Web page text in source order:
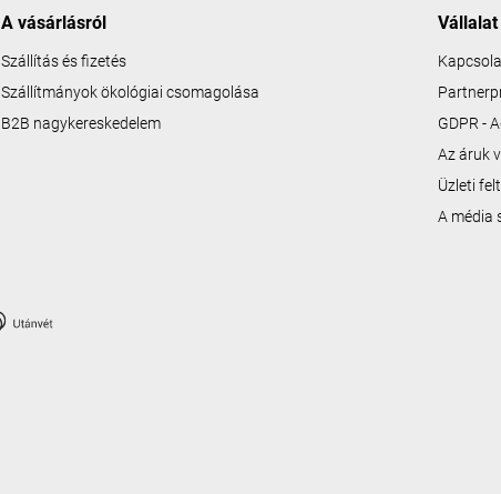
A vásárlásról
Szállítás és fizetés
Szállítmányok ökológiai csomagolása
B2B nagykereskedelem
Vállalat
GDPR -
Az áruk
Üzleti
A média